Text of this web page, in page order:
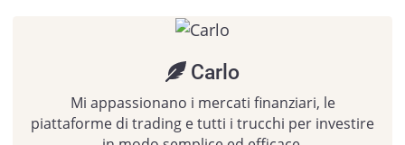
Carlo
Mi appassionano i mercati finanziari, le
piattaforme di trading e tutti i trucchi per investire